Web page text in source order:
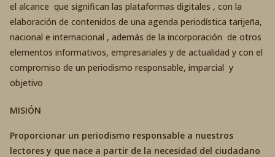
el alcance que significan las plataformas digitales , con la
elaboración de contenidos de una agenda periodística tarijeña,
nacional e internacional , además de la incorporación de otros
elementos informativos, empresariales y de actualidad y con el
compromiso de un periodismo responsable, imparcial y
objetivo
MISIÓN
Proporcionar un periodismo responsable a nuestros
lectores y que nace a partir de la necesidad del ciudadano